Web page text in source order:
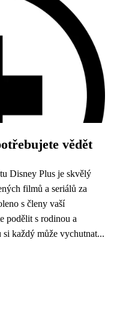
vědět
Disney Plus je skvělý
filmů a seriálů za
s členy vaší
podělit s rodinou a
každý může vychutnat...